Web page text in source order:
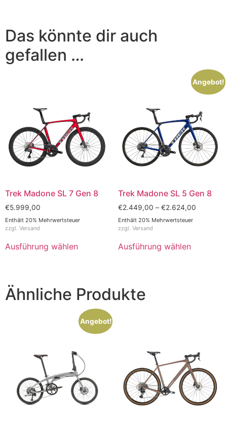
Das könnte dir auch
gefallen …
Trek Madone SL 7 Gen 8
€5.999,00
Enthält 20% Mehrwertsteuer
zzgl. Versand
Ausführung wählen
Angebot!
Trek Madone SL 5 Gen 8
€2.449,00 – €2.624,00
Enthält 20% Mehrwertsteuer
zzgl. Versand
Ausführung wählen
Ähnliche Produkte
Angebot!